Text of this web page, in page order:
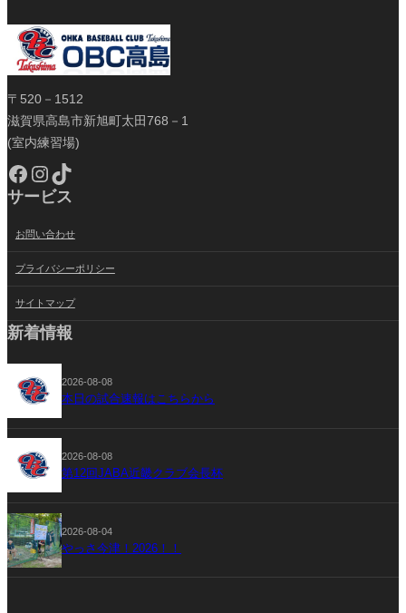
〒520－1512
滋賀県高島市新旭町太田768－1
(室内練習場)
Facebook Instagram TikTok
サービス
お問い合わせ
プライバシーポリシー
サイトマップ
新着情報
2026-08-08
本日の試合速報はこちらから
2026-08-08
第12回JABA近畿クラブ会長杯
2026-08-04
やっさ今津！2026！！